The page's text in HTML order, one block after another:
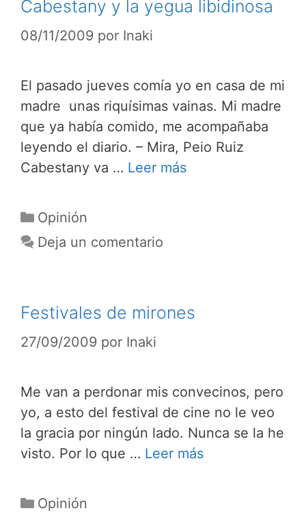
Cabestany y la yegua libidinosa
08/11/2009 por Inaki
El pasado jueves comía yo en casa de mi
madre unas riquísimas vainas. Mi madre
que ya había comido, me acompañaba
leyendo el diario. – Mira, Peio Ruiz
Cabestany va … Leer más
Categorías
Opinión
Deja un comentario
Festivales de mirones
27/09/2009 por Inaki
Me van a perdonar mis convecinos, pero
yo, a esto del festival de cine no le veo
la gracia por ningún lado. Nunca se la he
visto. Por lo que … Leer más
Categorías
Opinión